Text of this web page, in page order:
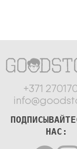
+371
НАС: